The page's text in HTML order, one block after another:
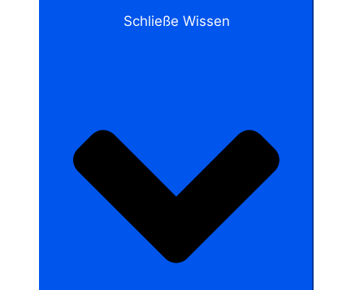
Schließe Wissen